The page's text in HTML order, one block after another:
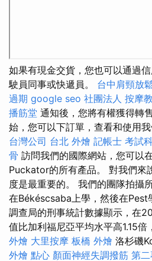
如果有現金交貨，您也可以通過
駛員同事或快遞員。 台中肩頸放
過期 google seo 社團法人 按摩
播筋堂 通知後，您將有權獲得轉
始，您可以下訂單，查看和使用
台灣公司 台北 外燴 記帳士 考試
骨 訪問我們的國際網站，您可以
Puckator的所有產品。 對我們來
度是最重要的。 我們的團隊拍攝
在Békéscsaba上學，然後在Pest
調查局的刑事統計數據顯示，在
值比加利福尼亞平均水平高1.15倍
外燴 大里按摩 板橋 外燴 洛杉磯
外燴 點心 顏面神經失調撥筋 第